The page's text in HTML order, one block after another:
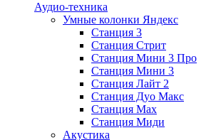
Аудио-техника
Умные колонки Яндекс
Станция 3
Станция Стрит
Станция Мини 3 Про
Станция Мини 3
Станция Лайт 2
Станция Дуо Макс
Станция Max
Станция Миди
Акустика